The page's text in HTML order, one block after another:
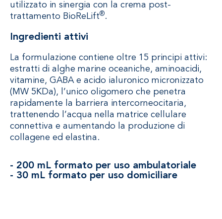
utilizzato in sinergia con la crema post-
trattamento BioReLift®.
Ingredienti attivi
La formulazione contiene oltre 15 principi attivi:
estratti di alghe marine oceaniche, aminoacidi,
vitamine, GABA e acido ialuronico micronizzato
(MW 5KDa), l’unico oligomero che penetra
rapidamente la barriera intercorneocitaria,
trattenendo l’acqua nella matrice cellulare
connettiva e aumentando la produzione di
collagene ed elastina.
- 200 mL formato per uso ambulatoriale
- 30 mL formato per uso domiciliare